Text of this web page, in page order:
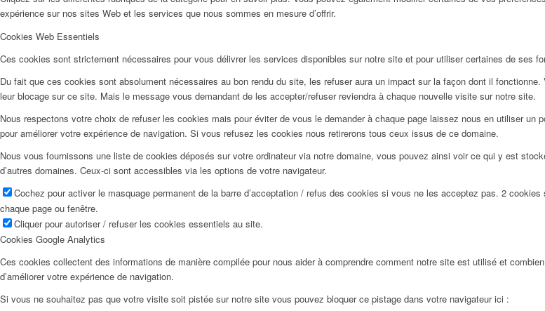
expérience sur nos sites Web et les services que nous sommes en mesure d’offrir.
Cookies Web Essentiels
Ces cookies sont strictement nécessaires pour vous délivrer les services disponibles sur notre site et pour utiliser certaines de ses
Du fait que ces cookies sont absolument nécessaires au bon rendu du site, les refuser aura un impact sur la façon dont il
leur blocage sur ce site. Mais le message vous demandant de les accepter/refuser reviendra à chaque nouvelle visite sur notre site.
Nous respectons votre choix de refuser les cookies mais pour éviter de vous le demander à chaque page laissez nous en utiliser
pour améliorer votre expérience de navigation. Si vous refusez les cookies nous retirerons tous ceux issus de ce domaine.
Nous vous fournissons une liste de cookies déposés sur votre ordinateur via notre domaine, vous pouvez ainsi voir ce qui y est
d’autres domaines. Ceux-ci sont accessibles via les options de votre navigateur.
Cochez pour activer le masquage permanent de la barre d’acceptation / refus des cookies si vous ne les acceptez pas. 2
chaque page ou fenêtre.
Cliquer pour autoriser / refuser les cookies essentiels au site.
Cookies Google Analytics
Ces cookies collectent des informations de manière compilée pour nous aider à comprendre comment notre site est utilisé et
d’améliorer votre expérience de navigation.
Si vous ne souhaitez pas que votre visite soit pistée sur notre site vous pouvez bloquer ce pistage dans votre navigateur ici :